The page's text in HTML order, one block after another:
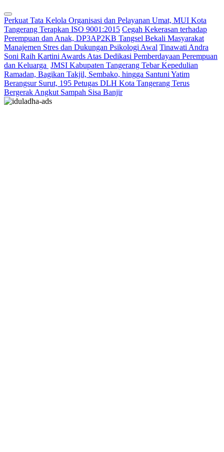
Perkuat Tata Kelola Organisasi dan Pelayanan Umat, MUI Kota
Tangerang Terapkan ISO 9001:2015 Cegah Kekerasan terhadap
Perempuan dan Anak, DP3AP2KB Tangsel Bekali Masyarakat
Manajemen Stres dan Dukungan Psikologi Awal Tinawati Andra
Soni Raih Kartini Awards Atas Dedikasi Pemberdayaan Perempuan
dan Keluarga JMSI Kabupaten Tangerang Tebar Kepedulian
Ramadan, Bagikan Takjil, Sembako, hingga Santuni Yatim
Berangsur Surut, 195 Petugas DLH Kota Tangerang Terus
Bergerak Angkut Sampah Sisa Banjir